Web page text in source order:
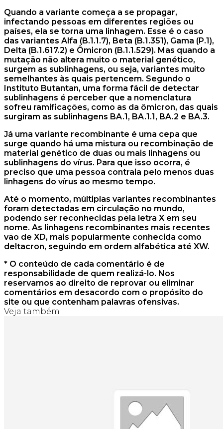
Quando a variante começa a se propagar,
infectando pessoas em diferentes regiões ou
países, ela se torna uma linhagem. Esse é o caso
das variantes Alfa (B.1.1.7), Beta (B.1.351), Gama (P.1),
Delta (B.1.617.2) e Ômicron (B.1.1.529). Mas quando a
mutação não altera muito o material genético,
surgem as sublinhagens, ou seja, variantes muito
semelhantes às quais pertencem. Segundo o
Instituto Butantan, uma forma fácil de detectar
sublinhagens é perceber que a nomenclatura
sofreu ramificações, como as da ômicron, das quais
surgiram as sublinhagens BA.1, BA.1.1, BA.2 e BA.3.
Já uma variante recombinante é uma cepa que
surge quando há uma mistura ou recombinação de
material genético de duas ou mais linhagens ou
sublinhagens do vírus. Para que isso ocorra, é
preciso que uma pessoa contraia pelo menos duas
linhagens do vírus ao mesmo tempo.
Até o momento, múltiplas variantes recombinantes
foram detectadas em circulação no mundo,
podendo ser reconhecidas pela letra X em seu
nome. As linhagens recombinantes mais recentes
vão de XD, mais popularmente conhecida como
deltacron, seguindo em ordem alfabética até XW.
* O conteúdo de cada comentário é de
responsabilidade de quem realizá-lo. Nos
reservamos ao direito de reprovar ou eliminar
comentários em desacordo com o propósito do
site ou que contenham palavras ofensivas.
Veja também